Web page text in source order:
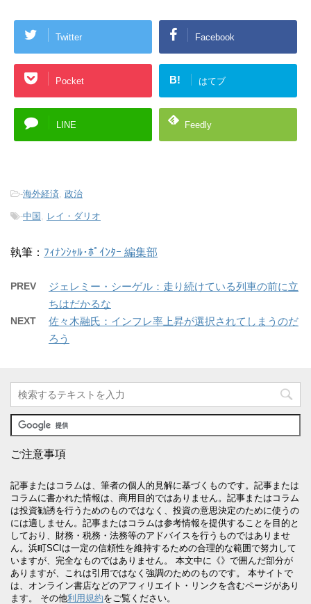
Twitter Facebook
Pocket B! はてブ
LINE Feedly
-海外経済, 政治
-中国 , レイ・ダリオ
執筆： ﾌｨﾅﾝｼｬﾙ･ﾎﾟｲﾝﾀｰ 編集部
PREV
ジェレミー・シーゲル：走り続けている列車の前に立
ちはだかるな
NEXT
佐々木融氏：インフレ率上昇が選択されてしまうのだ
ろう
ご注意事項
記事またはコラムは、筆者の個人的見解に基づくものです。記事または
コラムに書かれた情報は、商用目的ではありません。記事またはコラム
は投資勧誘を行うためのものではなく、投資の意思決定のために使うの
には適しません。記事またはコラムは参考情報を提供することを目的と
しており、財務・税務・法務等のアドバイスを行うものではありませ
ん。浜町SCIは一定の信頼性を維持するための合理的な範囲で努力して
いますが、完全なものではありません。 本文中に《》で囲んだ部分が
ありますが、これは引用ではなく強調のためのものです。 本サイトで
は、オンライン書店などのアフィリエイト・リンクを含むページがあり
ます。 その他利用規約をご覧ください。